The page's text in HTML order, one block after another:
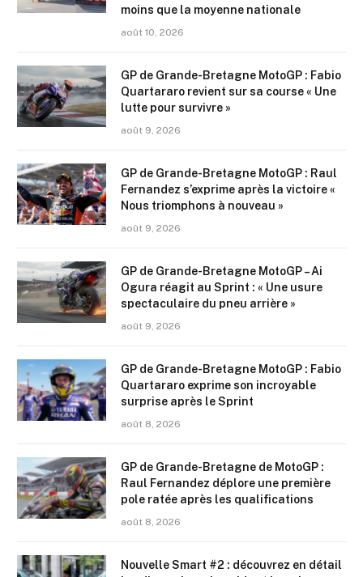
moins que la moyenne nationale
août 10, 2026
GP de Grande-Bretagne MotoGP : Fabio
Quartararo revient sur sa course « Une
lutte pour survivre »
août 9, 2026
GP de Grande-Bretagne MotoGP : Raul
Fernandez s’exprime après la victoire «
Nous triomphons à nouveau »
août 9, 2026
GP de Grande-Bretagne MotoGP – Ai
Ogura réagit au Sprint : « Une usure
spectaculaire du pneu arrière »
août 9, 2026
GP de Grande-Bretagne MotoGP : Fabio
Quartararo exprime son incroyable
surprise après le Sprint
août 8, 2026
GP de Grande-Bretagne de MotoGP :
Raul Fernandez déplore une première
pole ratée après les qualifications
août 8, 2026
Nouvelle Smart #2 : découvrez en détail